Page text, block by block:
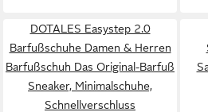
DOTALES Easystep 2.0
Barfußschuhe Damen & Herren
Barfußschuh Das Original-Barfuß
Sneaker, Minimalschuhe,
Schnellverschluss